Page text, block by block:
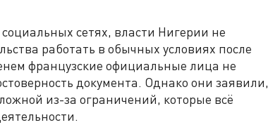
сетях, власти Нигерии не
работать в обычных условиях после
французские официальные лица не
документа. Однако они заявили,
из-за ограничений, которые всё